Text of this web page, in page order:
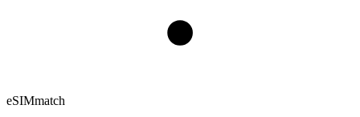
eSIMmatch